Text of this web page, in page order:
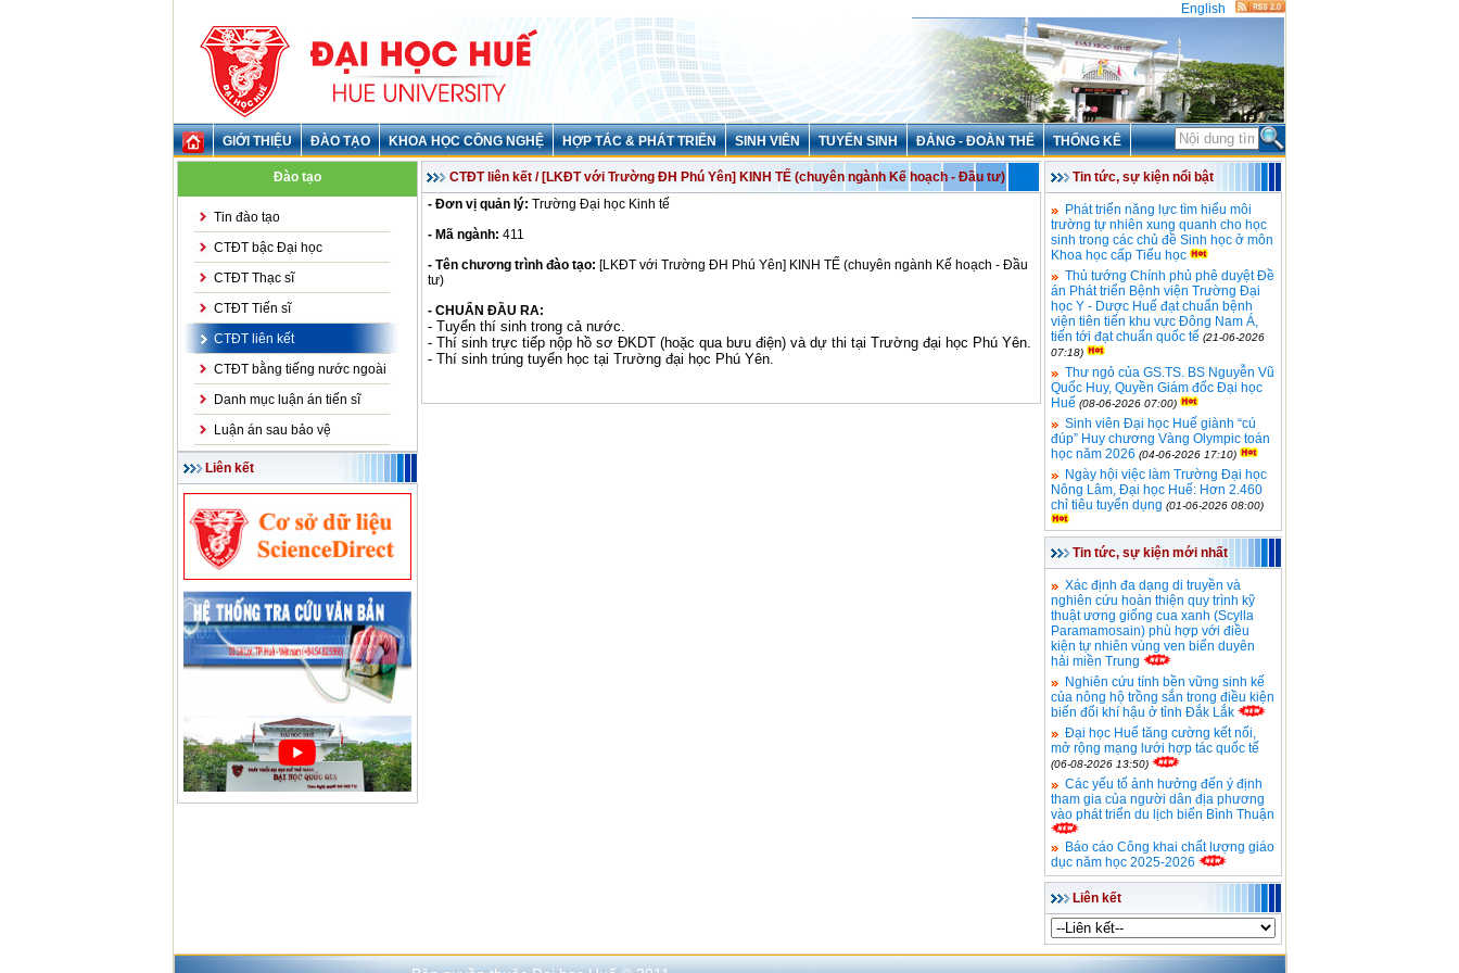
English
GIỚI THIỆU ĐÀO TẠO KHOA HỌC CÔNG NGHỆ HỢP TÁC & PHÁT TRIỂN SINH VIÊN TUYỂN SINH ĐẢNG - ĐOÀN THỂ THỐNG KÊ
Đào tạo
Tin đào tạo
CTĐT bậc Đại học
CTĐT Thạc sĩ
CTĐT Tiến sĩ
CTĐT liên kết
CTĐT bằng tiếng nước ngoài
Danh mục luận án tiến sĩ
Luận án sau bảo vệ
Liên kết
CTĐT liên kết / [LKĐT với Trường ĐH Phú Yên] KINH TẾ (chuyên ngành Kế hoạch - Đầu tư)
- Đơn vị quản lý: Trường Đại học Kinh tế
- Mã ngành: 411
- Tên chương trình đào tạo: [LKĐT với Trường ĐH Phú Yên] KINH TẾ (chuyên ngành Kế hoạch - Đầu
tư)
- CHUẨN ĐẦU RA:
- Tuyển thí sinh trong cả nước.
- Thí sinh trực tiếp nộp hồ sơ ĐKDT (hoặc qua bưu điện) và dự thi tại Trường đại học Phú Yên.
- Thí sinh trúng tuyển học tại Trường đại học Phú Yên.
Tin tức, sự kiện nổi bật
Phát triển năng lực tìm hiểu môi
trường tự nhiên xung quanh cho học
sinh trong các chủ đề Sinh học ở môn
Khoa học cấp Tiểu học
Thủ tướng Chính phủ phê duyệt Đề
án Phát triển Bệnh viện Trường Đại
học Y - Dược Huế đạt chuẩn bệnh
viện tiên tiến khu vực Đông Nam Á,
tiến tới đạt chuẩn quốc tế (21-06-2026
07:18)
Thư ngỏ của GS.TS. BS Nguyễn Vũ
Quốc Huy, Quyền Giám đốc Đại học
Huế (08-06-2026 07:00)
Sinh viên Đại học Huế giành “cú
đúp” Huy chương Vàng Olympic toán
học năm 2026 (04-06-2026 17:10)
Ngày hội việc làm Trường Đại học
Nông Lâm, Đại học Huế: Hơn 2.460
chỉ tiêu tuyển dụng (01-06-2026 08:00)
Tin tức, sự kiện mới nhất
Xác định đa dạng di truyền và
nghiên cứu hoàn thiện quy trình kỹ
thuật ương giống cua xanh (Scylla
Paramamosain) phù hợp với điều
kiện tự nhiên vùng ven biển duyên
hải miền Trung
Nghiên cứu tính bền vững sinh kế
của nông hộ trồng sắn trong điều kiện
biến đổi khí hậu ở tỉnh Đắk Lắk
Đại học Huế tăng cường kết nối,
mở rộng mạng lưới hợp tác quốc tế
(06-08-2026 13:50)
Các yếu tố ảnh hưởng đến ý định
tham gia của người dân địa phương
vào phát triển du lịch biển Bình Thuận
Báo cáo Công khai chất lượng giáo
dục năm học 2025-2026
Liên kết